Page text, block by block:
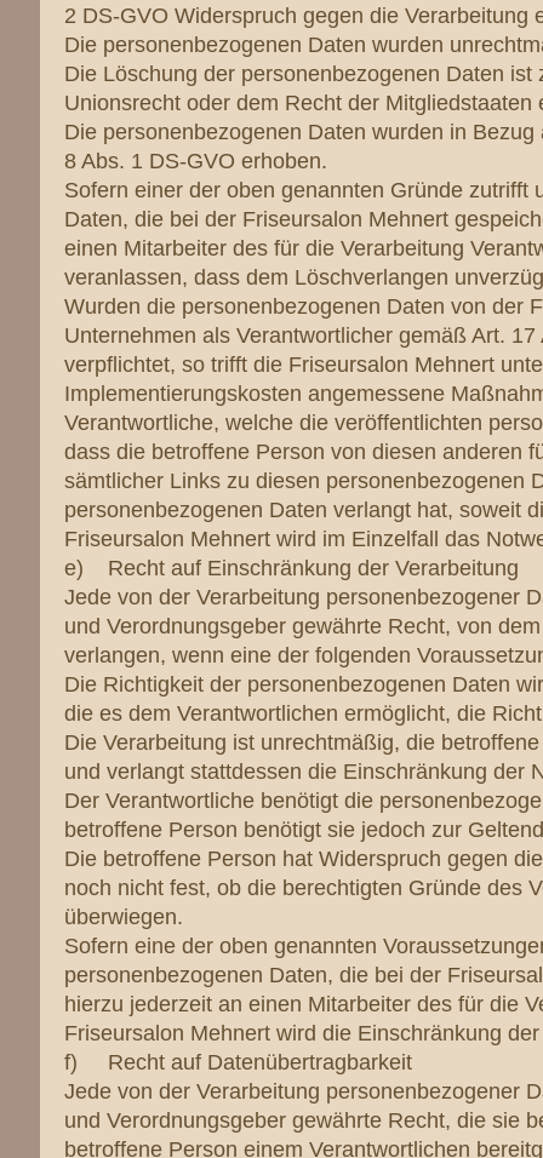
2 DS-GVO Widerspruch gegen die Verarbeitung
Die personenbezogenen Daten wurden
Die Löschung der personenbezogenen Daten
Unionsrecht oder dem Recht der
Die personenbezogenen Daten wurden in
8 Abs. 1 DS-GVO erhoben.
Sofern einer der oben genannten Gründe
Daten, die bei der Friseursalon Mehnert
einen Mitarbeiter des für die Verarbeitung
veranlassen, dass dem Löschverlangen
Wurden die personenbezogenen Daten von der
Unternehmen als Verantwortlicher gemäß Art.
verpflichtet, so trifft die Friseursalon Mehnert
Implementierungskosten angemessene
Verantwortliche, welche die veröffentlichten
dass die betroffene Person von diesen anderen
sämtlicher Links zu diesen personenbezogenen
personenbezogenen Daten verlangt hat, soweit
Friseursalon Mehnert wird im Einzelfall das
e) Recht auf Einschränkung der Verarbeitung
Jede von der Verarbeitung personenbezogener
und Verordnungsgeber gewährte Recht, von
verlangen, wenn eine der folgenden
Die Richtigkeit der personenbezogenen Daten
die es dem Verantwortlichen ermöglicht, die
Die Verarbeitung ist unrechtmäßig, die
und verlangt stattdessen die Einschränkung der
Der Verantwortliche benötigt die
betroffene Person benötigt sie jedoch zur
Die betroffene Person hat Widerspruch gegen
noch nicht fest, ob die berechtigten Gründe des
überwiegen.
Sofern eine der oben genannten
personenbezogenen Daten, die bei der
hierzu jederzeit an einen Mitarbeiter des für die
Friseursalon Mehnert wird die Einschränkung
f) Recht auf Datenübertragbarkeit
Jede von der Verarbeitung personenbezogener
und Verordnungsgeber gewährte Recht, die sie
betroffene Person einem Verantwortlichen